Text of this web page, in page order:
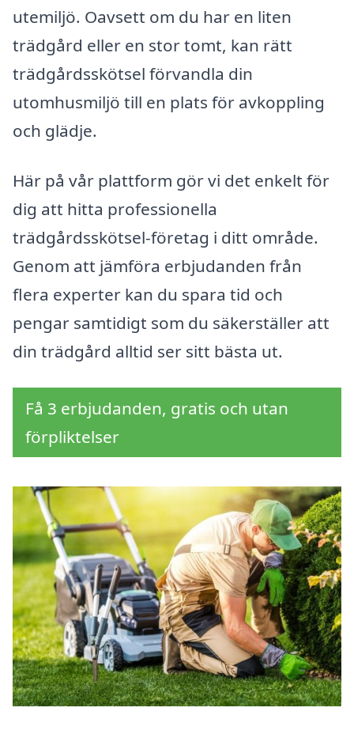
utemiljö. Oavsett om du har en liten
trädgård eller en stor tomt, kan rätt
trädgårdsskötsel förvandla din
utomhusmiljö till en plats för avkoppling
och glädje.
Här på vår plattform gör vi det enkelt för
dig att hitta professionella
trädgårdsskötsel-företag i ditt område.
Genom att jämföra erbjudanden från
flera experter kan du spara tid och
pengar samtidigt som du säkerställer att
din trädgård alltid ser sitt bästa ut.
Få 3 erbjudanden, gratis och utan
förpliktelser